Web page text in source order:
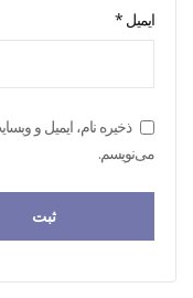
ایمیل *
ذخیره نام، ایمیل و
می‌نویسم.